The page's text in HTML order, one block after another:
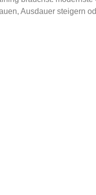
Ausdauer steigern